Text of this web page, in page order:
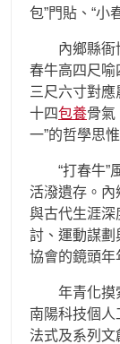
包”門貼、“小
內鄉縣衙
春牛高四尺喻
三尺六寸對
十四包養骨氣
一”的哲學思惟
“打春牛”
活潑遺存。
與古代生涯深
討、運動謀劃
協會的鏡頭年
年青化摸
南陽科技個
法式及系列